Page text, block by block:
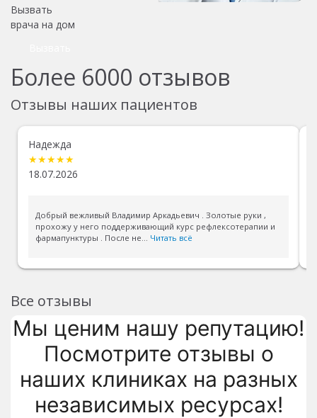
Вызвать
врача на дом
Более 6000 отзывов
Отзывы наших пациентов
Надежда
★★★★★
18.07.2026
Добрый вежливый Владимир Аркадьевич . Золотые руки ,
прохожу у него поддерживающий курс рефлексотерапии и
фармапунктуры . После не...
Читать всё
Все отзывы
Мы ценим нашу репутацию!
Посмотрите отзывы о
наших клиниках на разных
независимых ресурсах!